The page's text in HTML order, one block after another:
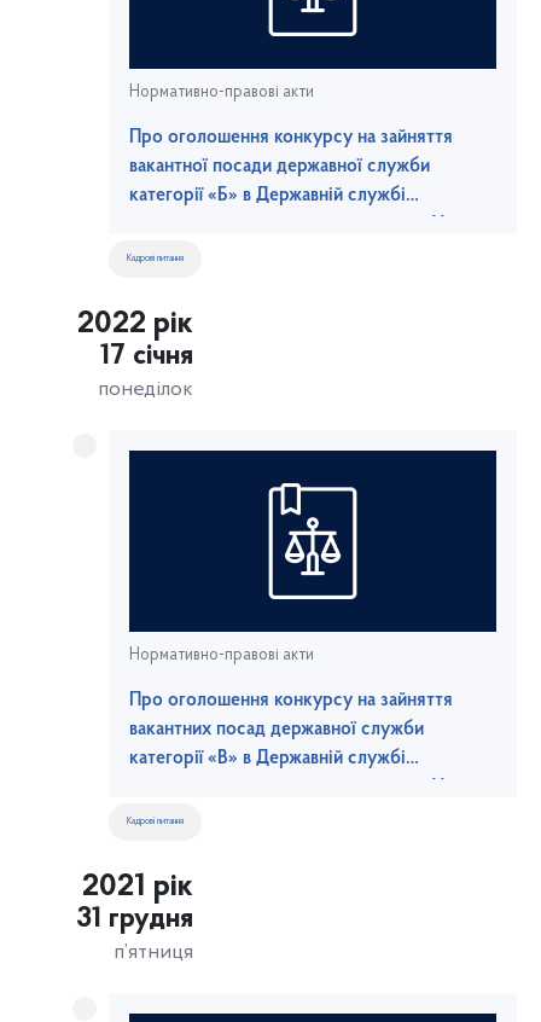
Нормативно-правові акти
Про оголошення конкурсу на зайняття
вакантної посади державної служби
категорії «Б» в Державній службі
Кадрові питання
2022 рік
17 січня
понеділок
Нормативно-правові акти
Про оголошення конкурсу на зайняття
вакантних посад державної служби
категорії «В» в Державній службі
Кадрові питання
2021 рік
31 грудня
п’ятниця